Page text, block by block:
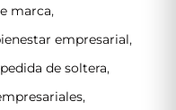
marca,
empresarial,
de soltera,
,